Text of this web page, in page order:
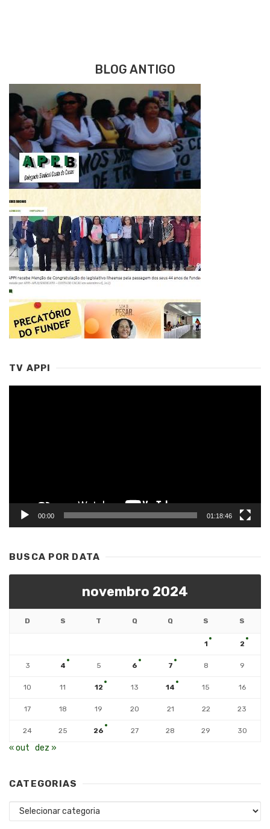
BLOG ANTIGO
TV APPI
00:00 01:18:46
BUSCA POR DATA
novembro 2024
D S T Q Q S S
1 2
3 4 5 6 7 8 9
10 11 12 13 14 15 16
17 18 19 20 21 22 23
24 25 26 27 28 29 30
« out dez »
CATEGORIAS
Categorias